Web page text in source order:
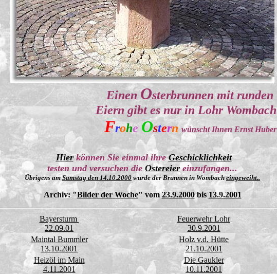
EinenOsterbrunnen mit runden
Eiern gibt es nur in Lohr Wombach
Frohe Osternwünscht Ihnen Ernst Huber
Hierkönnen Sie einmal ihreGeschicklichkeit
testen und versuchen die Ostereiereinzufangen...
Übrigens amSamstag den 14.10.2000wurde der Brunnen in Wombacheingeweiht..
Archiv:"Bilder der Woche" vom23.9.2000bis13.9.2001
Bayersturm
22.09.01
Feuerwehr Lohr
30.9.2001
Maintal Bummler
13.10.2001
Holz v.d. Hütte
21.10.2001
Heizöl im Main
4.11.2001
Die Gaukler
10.11.2001